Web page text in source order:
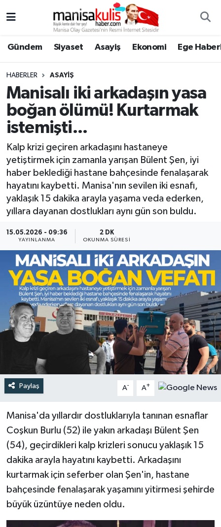
Gündem Siyaset Asayiş Ekonomi Ege
HABERLER ASAYIŞ
Manisalı iki arkadaşın yasa
boğan ölümü! Kurtarmak
istemişti...
Kalp krizi geçiren arkadaşını hastaneye
yetiştirmek için zamanla yarışan Bülent Şen, iyi
haber beklediği hastane bahçesinde fenalaşarak
hayatını kaybetti. Manisa'nın sevilen iki esnafı,
yaklaşık 15 dakika arayla yaşama veda ederken,
yıllara dayanan dostlukları aynı gün son buldu.
15.05.2026 - 09:36
YAYINLANMA
2 DK
OKUNMA SÜRESI
Paylaş A- A+
Manisa'da yıllardır dostluklarıyla tanınan esnaflar
Coşkun Burlu (52) ile yakın arkadaşı Bülent Şen
(54), geçirdikleri kalp krizleri sonucu yaklaşık 15
dakika arayla hayatını kaybetti. Arkadaşını
kurtarmak için seferber olan Şen'in, hastane
bahçesinde fenalaşarak yaşamını yitirmesi şehirde
büyük üzüntüye neden oldu.
Ege Haberleri
Ekonomi
Genel
Gündem
Resmi İlan
Siyaset
Spor
Türkiye
Yaşam
Yunusemre Hava Durumu
Yunusemre Trafik Yoğunluk Haritası
Süper Lig Puan Durumu ve Fikstür
Tüm Manşetler
Son Dakika Haberleri
Haber Arşivi